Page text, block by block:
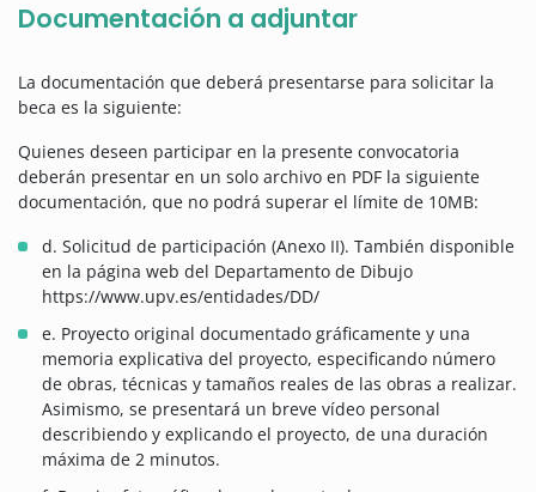
Documentación a adjuntar
La documentación que deberá presentarse para solicitar la
beca es la siguiente:
Quienes deseen participar en la presente convocatoria
deberán presentar en un solo archivo en PDF la siguiente
documentación, que no podrá superar el límite de 10MB:
d. Solicitud de participación (Anexo II). También disponible
en la página web del Departamento de Dibujo
https://www.upv.es/entidades/DD/
e. Proyecto original documentado gráficamente y una
memoria explicativa del proyecto, especificando número
de obras, técnicas y tamaños reales de las obras a realizar.
Asimismo, se presentará un breve vídeo personal
describiendo y explicando el proyecto, de una duración
máxima de 2 minutos.